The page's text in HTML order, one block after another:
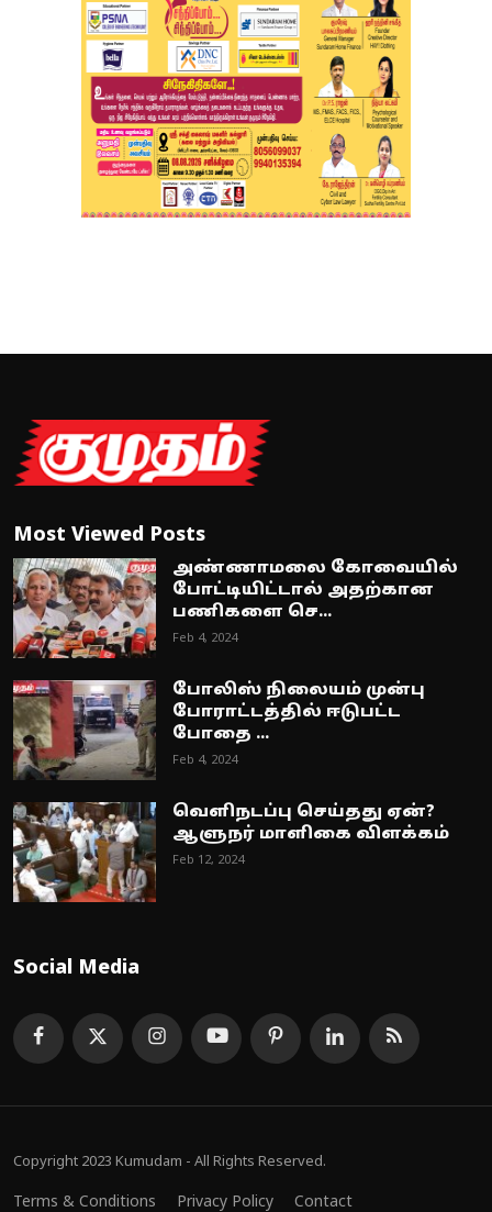
Most Viewed Posts
அண்ணாமலை கோவையில்
போட்டியிட்டால் அதற்கான
பணிகளை செ...
Feb 4, 2024
போலிஸ் நிலையம் முன்பு
போராட்டத்தில் ஈடுபட்ட
போதை ...
Feb 4, 2024
வெளிநடப்பு செய்தது ஏன்?
ஆளுநர் மாளிகை விளக்கம்
Feb 12, 2024
Social Media
Copyright 2023 Kumudam - All Rights Reserved.
Terms & Conditions Privacy Policy Contact